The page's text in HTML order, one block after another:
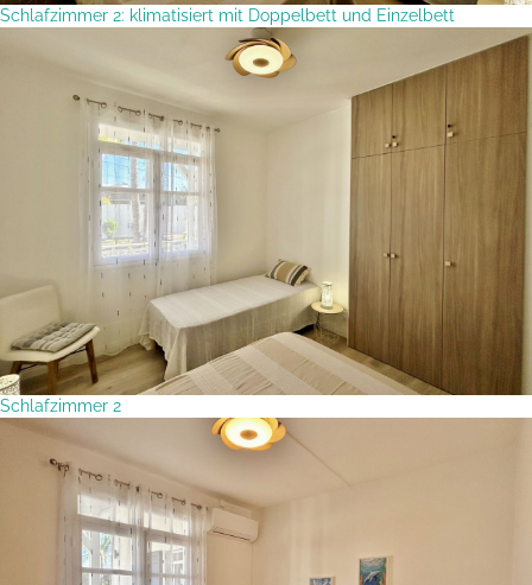
Schlafzimmer 2: klimatisiert mit Doppelbett und Einzelbett
Schlafzimmer 2